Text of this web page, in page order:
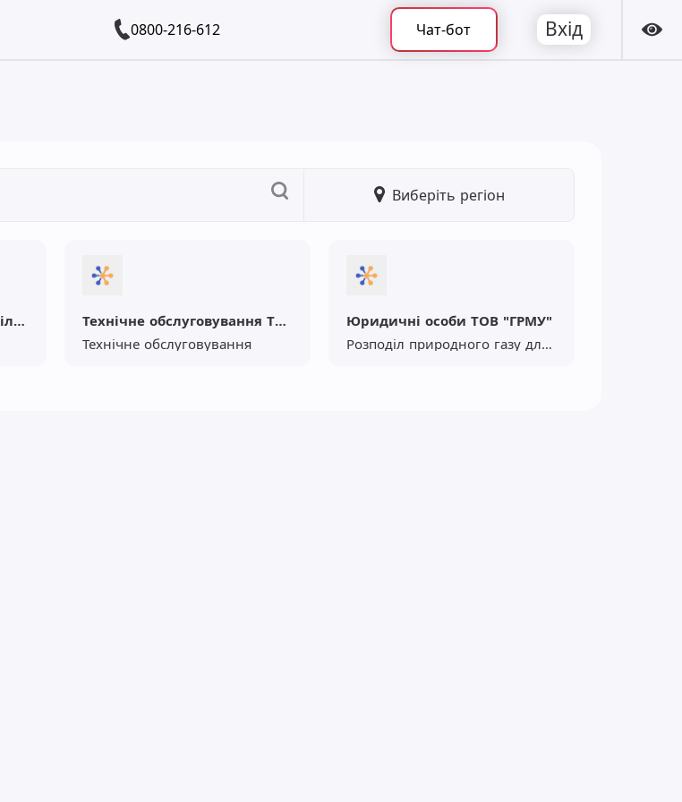
0800-216-612 Чат-бот Вхід
Виберіть регіон
Він.філія ТОВ"Газорозподільчі мережі"
Технічне обслуговування ТОВ "ГРМУ"
Технічне обслуговування
Юридичні особи ТОВ "ГРМУ"
Розподіл природного газу для юр.осіб